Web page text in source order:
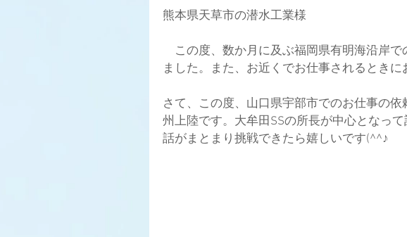
熊本県天草市の潜水工業様
この度、数か月に及ぶ福岡県有明海沿岸
ました。また、お近くでお仕事されるときに
さて、この度、山口県宇部市でのお仕事の
州上陸です。大牟田SSの所長が中心となっ
話がまとまり挑戦できたら嬉しいです(^^♪